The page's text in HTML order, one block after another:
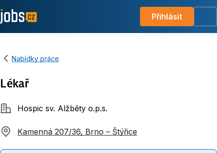
Přihlásit
Nabídky práce
Lékař
SpolečnostHospic sv. Alžběty o.p.s.
Kamenná 207/36, Brno – Štýřice